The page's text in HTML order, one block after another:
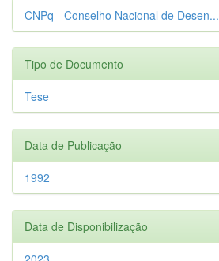
CNPq - Conselho Nacional de Desen...
Tipo de Documento
Tese
Data de Publicação
1992
Data de Disponibilização